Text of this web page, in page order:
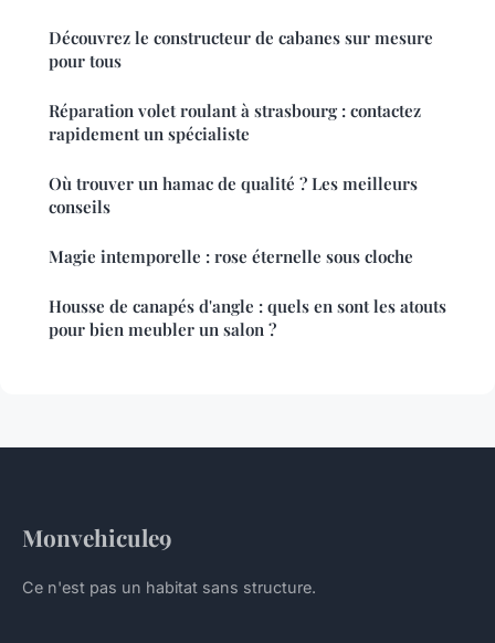
Découvrez le constructeur de cabanes sur mesure
pour tous
Réparation volet roulant à strasbourg : contactez
rapidement un spécialiste
Où trouver un hamac de qualité ? Les meilleurs
conseils
Magie intemporelle : rose éternelle sous cloche
Housse de canapés d'angle : quels en sont les atouts
pour bien meubler un salon ?
Monvehicule9
Ce n'est pas un habitat sans structure.